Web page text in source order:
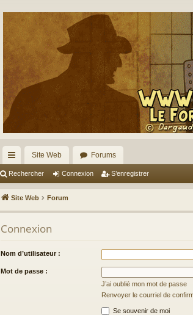
cc
ès
ra
pi
Site Web Forums
Rechercher Connexion S’enregistrer
Site Web Forum
Connexion
Nom d’utilisateur :
Mot de passe :
J’ai oublié mon mot de passe
Renvoyer le courriel de
Se souvenir de moi